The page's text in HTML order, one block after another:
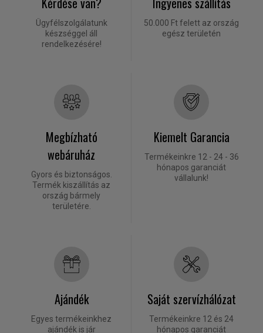
Ügyfélszolgálatunk
készséggel áll
rendelkezésére!
50.000 Ft felett az ország
egész területén
Megbízható
webáruház
Gyors és biztonságos.
Termék kiszállítás az
ország bármely
területére.
Kiemelt Garancia
Termékeinkre 12 - 24 - 36
hónapos garanciát
vállalunk!
Ajándék
Egyes termékeinkhez
ajándék is jár
Saját szervízhálózat
Termékeinkre 12 és 24
hónapos garanciát